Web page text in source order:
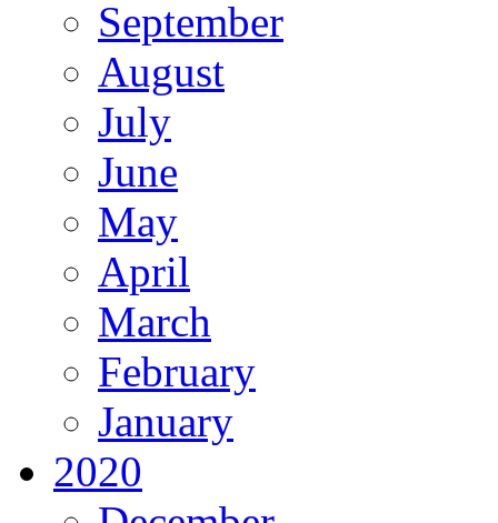
September
August
July
June
May
April
March
February
January
2020